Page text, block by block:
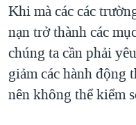
QUAN HỆ VIỆT MỸ
Khi mà các các
nạn trở thành các
chúng ta cần phải
giảm các hành
nên không thể kiểm